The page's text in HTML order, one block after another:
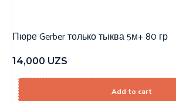
Пюре Gerber только тыква 5м+ 80 гр
14,000 UZS
Add to cart